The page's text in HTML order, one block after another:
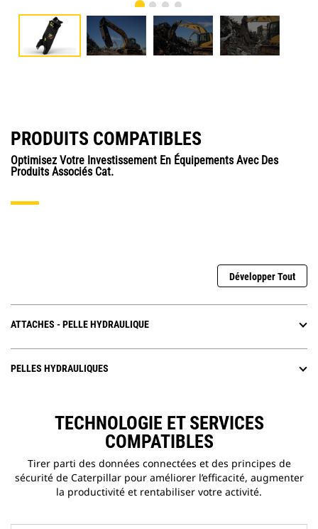
PRODUITS COMPATIBLES
Optimisez Votre Investissement En Équipements Avec Des
Produits Associés Cat.
Développer Tout
ATTACHES - PELLE HYDRAULIQUE
PELLES HYDRAULIQUES
TECHNOLOGIE ET SERVICES
COMPATIBLES
Tirer parti des données connectées et des principes de
sécurité de Caterpillar pour améliorer l’efficacité, augmenter
la productivité et rentabiliser votre activité.